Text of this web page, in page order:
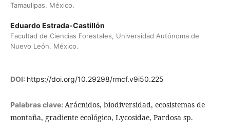
Tamaulipas. México.
Eduardo Estrada-Castillón
Facultad de Ciencias Forestales, Universidad Autónoma de
Nuevo León. México.
DOI: https://doi.org/10.29298/rmcf.v9i50.225
Palabras clave: Arácnidos, biodiversidad, ecosistemas de
montaña, gradiente ecológico, Lycosidae, Pardosa sp.